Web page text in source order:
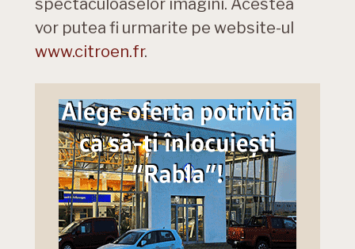
spectaculoaselor imagini. Acestea
vor putea fi urmarite pe website-ul
www.citroen.fr.